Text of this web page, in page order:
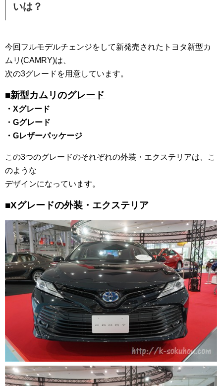
いは？
今回フルモデルチェンジをして新発売されたトヨタ新型カ
ムリ(CAMRY)は、
次の3グレードを用意しています。
■新型カムリのグレード
・Xグレード
・Gグレード
・Gレザーパッケージ
この3つのグレードのそれぞれの外装・エクステリアは、こ
のような
デザインになっています。
■Xグレードの外装・エクステリア